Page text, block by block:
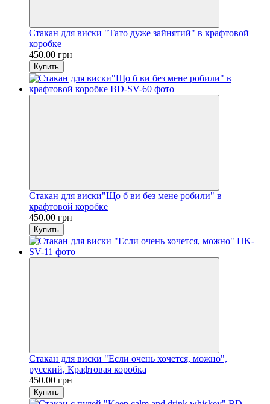
Стакан для виски "Тато дуже зайнятий" в крафтовой
коробке
450.00 грн
Купить
Стакан для виски"Що б ви без мене робили" в
крафтовой коробке
450.00 грн
Купить
Стакан для виски "Если очень хочется, можно",
русский, Крафтовая коробка
450.00 грн
Купить